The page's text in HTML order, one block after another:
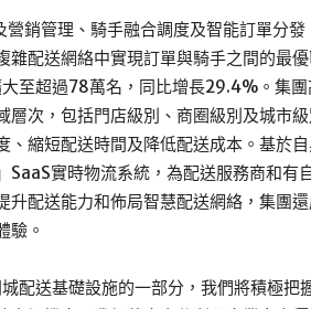
銷管理、騎手融合調度及智能訂單分
配送網絡中實現訂單與騎手之間的最
至超過78萬名，同比增長29.4%。集
次，包括門店級別、商圈級別及城市
縮短配送時間及降低配送成本。基於
實時物流系統，為配送服務商和有
配送能力和佈局智慧配送網絡，集團
驗。
配送基礎設施的一部分，我們將積極把